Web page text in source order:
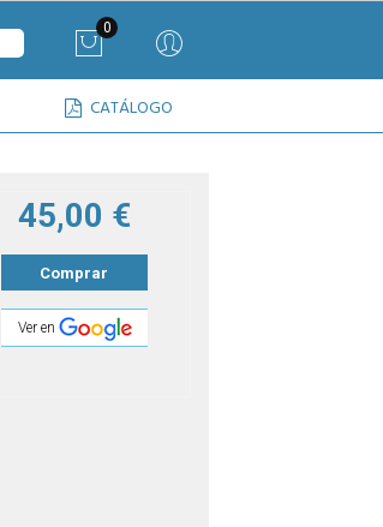
0
CATÁLOGO
45,00 €
Comprar
Ver en